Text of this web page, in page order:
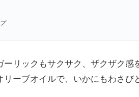
リックもサクサク、ザクザク感
ーブオイルで、いかにもわさび